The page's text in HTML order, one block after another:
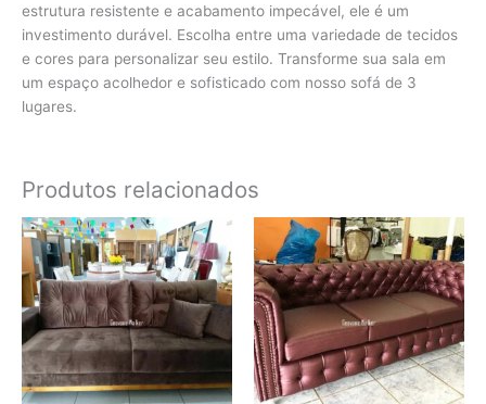
estrutura resistente e acabamento impecável, ele é um
investimento durável. Escolha entre uma variedade de tecidos
e cores para personalizar seu estilo. Transforme sua sala em
um espaço acolhedor e sofisticado com nosso sofá de 3
lugares.
Produtos relacionados